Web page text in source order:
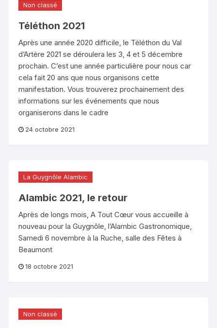
Non classé
Téléthon 2021
Après une année 2020 difficile, le Téléthon du Val
d’Artère 2021 se déroulera les 3, 4 et 5 décembre
prochain. C’est une année particulière pour nous car
cela fait 20 ans que nous organisons cette
manifestation. Vous trouverez prochainement des
informations sur les événements que nous
organiserons dans le cadre
24 octobre 2021
La Guygnôle Alambic
Alambic 2021, le retour
Après de longs mois, A Tout Cœur vous accueille à
nouveau pour la Guygnôle, l’Alambic Gastronomique,
Samedi 6 novembre à la Ruche, salle des Fêtes à
Beaumont
18 octobre 2021
Non classé